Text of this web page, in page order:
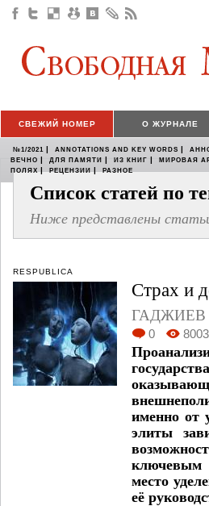
СВЕЖИЙ НОМЕР О ЖУРНАЛЕ
№1/2021 | ANNOTATIONS AND KEY WORDS |
ВЕЧНО | ДЛЯ ПАМЯТИ | ИЗ КНИГ | МИРОВАЯ
ПОЛЯХ | РЕЦЕНЗИИ | РАЗНОЕ
Список статей по
Ниже представлены
RESPUBLICA
Страх и
ГАДЖИЕВ
0 8003
именно от
элиты
ключевым
место
её